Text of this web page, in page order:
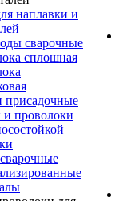
наплавки и
сварочные
сплошная
присадочные
проволоки